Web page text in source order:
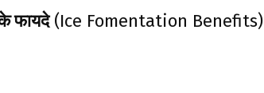
फायदे(Ice Fomentation Benefits)